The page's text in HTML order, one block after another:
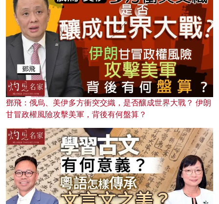
鄧飛：俄烏、美伊多方衝突交織，是否釀成世界大戰？ 伊朗
甘冒政權風險攻擊美軍，背後有何盤算？